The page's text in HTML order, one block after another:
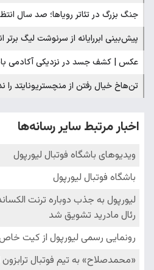
جنگ بزرگ در تئاتر رویاها؛ صد سال
پیش‌بینی ابررایانه از سرنوشت لیگ برتر
عکس | کشف جسد در نزدیکی آکادمی
تن‌هاخ خیال رفتن از منچستریونایتد را